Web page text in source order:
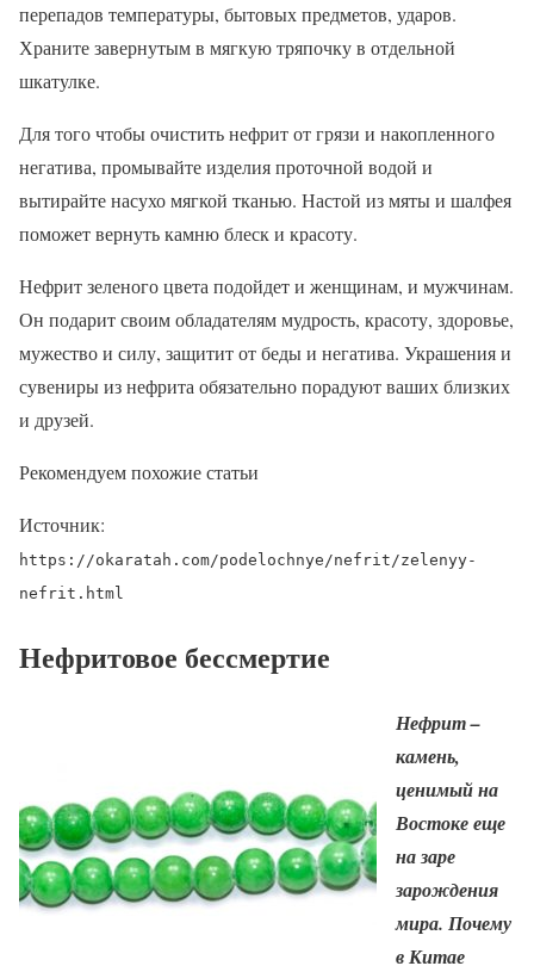
перепадов температуры, бытовых предметов, ударов.
Храните завернутым в мягкую тряпочку в отдельной
шкатулке.
Для того чтобы очистить нефрит от грязи и накопленного
негатива, промывайте изделия проточной водой и
вытирайте насухо мягкой тканью. Настой из мяты и шалфея
поможет вернуть камню блеск и красоту.
Нефрит зеленого цвета подойдет и женщинам, и мужчинам.
Он подарит своим обладателям мудрость, красоту, здоровье,
мужество и силу, защитит от беды и негатива. Украшения и
сувениры из нефрита обязательно порадуют ваших близких
и друзей.
Рекомендуем похожие статьи
Источник:
https://okaratah.com/podelochnye/nefrit/zelenyy-
nefrit.html
Нефритовое бессмертие
Нефрит –
камень,
ценимый на
Востоке еще
на заре
зарождения
мира. Почему
в Китае